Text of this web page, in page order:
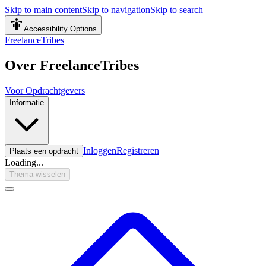
Skip to main contentSkip to navigationSkip to search
Accessibility Options
FreelanceTribes
Over FreelanceTribes
Voor Opdrachtgevers
Informatie
Plaats een opdracht InloggenRegistreren
Loading...
Thema wisselen